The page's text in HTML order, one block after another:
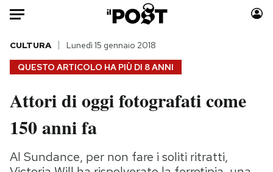
Auto
HOME
Italia
Politica
Tecnologia
Moda
Storie/Idee
QUESTO ARTICOLO HA PIÙ DI 8 ANNI
CULTURA Lunedì 15 gennaio 2018
Attori di oggi fotografati come
150 anni fa
Al Sundance, per non fare i soliti ritratti,